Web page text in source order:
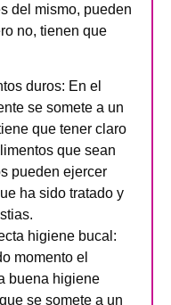
del mismo, pueden
no, tienen que
duros: En el
se somete a un
que tener claro
que sean
pueden ejercer
ha sido tratado y
higiene bucal :
momento el
buena higiene
se somete a un